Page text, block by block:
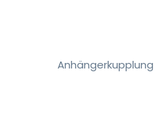
Anhängerkupplung